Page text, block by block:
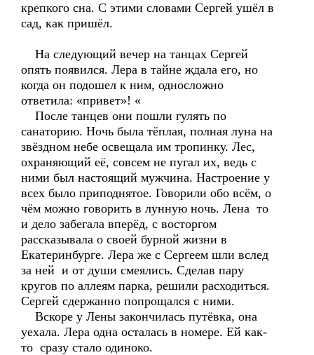
крепкого сна. С этими словами Сергей ушёл в
сад, как пришёл.
На следующий вечер на танцах Сергей
опять появился. Лера в тайне ждала его, но
когда он подошел к ним, односложно
ответила: «привет»! «
После танцев они пошли гулять по
санаторию. Ночь была тёплая, полная луна на
звёздном небе освещала им тропинку. Лес,
охраняющий её, совсем не пугал их, ведь с
ними был настоящий мужчина. Настроение у
всех было приподнятое. Говорили обо всём, о
чём можно говорить в лунную ночь. Лена то
и дело забегала вперёд, с восторгом
рассказывала о своей бурной жизни в
Екатеринбурге. Лера же с Сергеем шли вслед
за ней и от души смеялись. Сделав пару
кругов по аллеям парка, решили расходиться.
Сергей сдержанно попрощался с ними.
Вскоре у Лены закончилась путёвка, она
уехала. Лера одна осталась в номере. Ей как-
то сразу стало одиноко.